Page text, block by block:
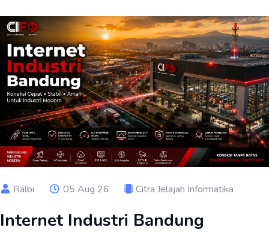
Ralbi 05 Aug 26 Citra Jelajah Informatika
Internet Industri Bandung